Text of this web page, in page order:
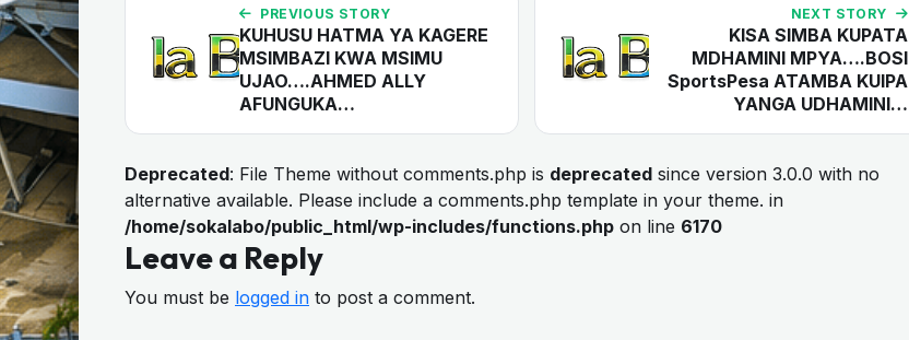
PREVIOUS STORY
KUHUSU HATMA YA KAGERE
MSIMBAZI KWA MSIMU
UJAO….AHMED ALLY
AFUNGUKA…
NEXT STORY
KISA SIMBA KUPATA
MDHAMINI MPYA….BOSI
SportsPesa ATAMBA KUIPA
YANGA UDHAMINI…
Deprecated: File Theme without comments.php is deprecated since version 3.0.0 with no
alternative available. Please include a comments.php template in your theme. in
/home/sokalabo/public_html/wp-includes/functions.php on line 6170
Leave a Reply
You must be logged in to post a comment.